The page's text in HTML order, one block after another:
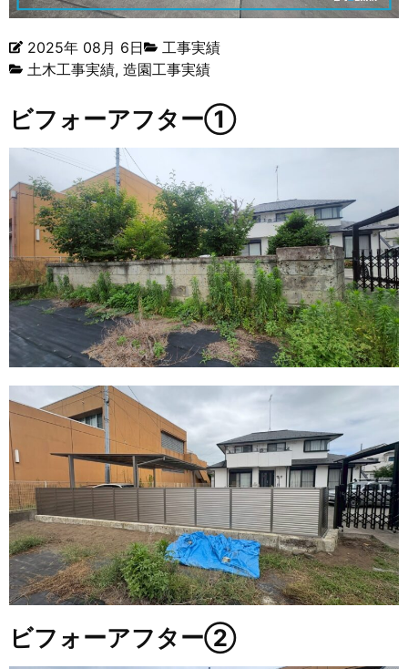
2025年 08月 6日
工事実績
土木工事実績, 造園工事実績
ビフォーアフター①
ビフォーアフター②